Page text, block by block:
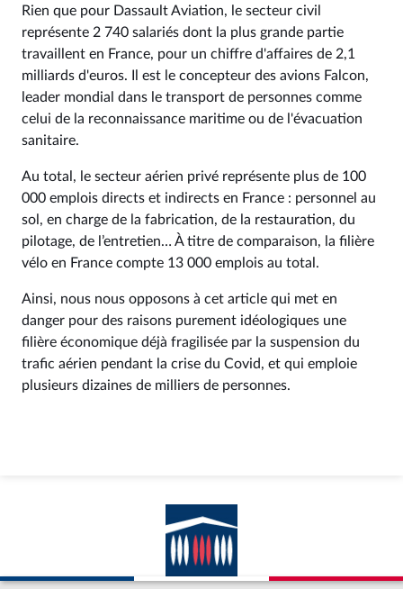
Rien que pour Dassault Aviation, le secteur civil
représente 2 740 salariés dont la plus grande partie
travaillent en France, pour un chiffre d'affaires de 2,1
milliards d'euros. Il est le concepteur des avions Falcon,
leader mondial dans le transport de personnes comme
celui de la reconnaissance maritime ou de l'évacuation
sanitaire.
Au total, le secteur aérien privé représente plus de 100
000 emplois directs et indirects en France : personnel au
sol, en charge de la fabrication, de la restauration, du
pilotage, de l’entretien… À titre de comparaison, la filière
vélo en France compte 13 000 emplois au total.
Ainsi, nous nous opposons à cet article qui met en
danger pour des raisons purement idéologiques une
filière économique déjà fragilisée par la suspension du
trafic aérien pendant la crise du Covid, et qui emploie
plusieurs dizaines de milliers de personnes.